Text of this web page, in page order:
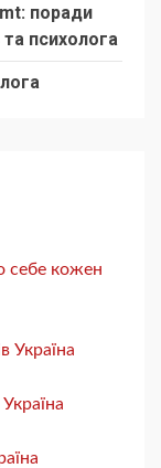
поради
та психолога
себе кожен
Україна